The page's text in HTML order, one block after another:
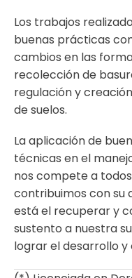
Los trabajos
buenas prácticas
cambios en las
recolección de
regulación y
de suelos.
La aplicación de
técnicas en el
nos compete a
contribuimos con su
está el recuperar y
sustento a nuestra
lograr el desarrollo